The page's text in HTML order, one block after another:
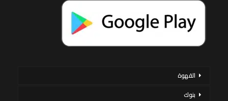
القهوة
بنوك